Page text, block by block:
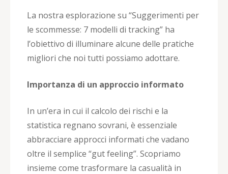
La nostra esplorazione su “Suggerimenti per
le scommesse: 7 modelli di tracking” ha
l’obiettivo di illuminare alcune delle pratiche
migliori che noi tutti possiamo adottare.
Importanza di un approccio informato
In un’era in cui il calcolo dei rischi e la
statistica regnano sovrani, è essenziale
abbracciare approcci informati che vadano
oltre il semplice “gut feeling”. Scopriamo
insieme come trasformare la casualità in